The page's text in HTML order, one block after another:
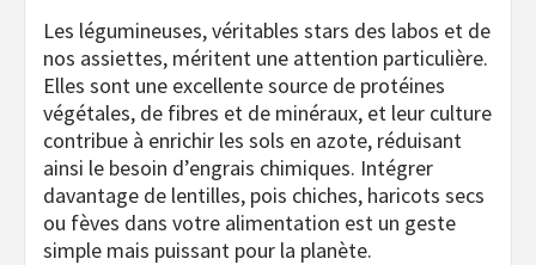
Les légumineuses, véritables stars des labos et de
nos assiettes, méritent une attention particulière.
Elles sont une excellente source de protéines
végétales, de fibres et de minéraux, et leur culture
contribue à enrichir les sols en azote, réduisant
ainsi le besoin d’engrais chimiques. Intégrer
davantage de lentilles, pois chiches, haricots secs
ou fèves dans votre alimentation est un geste
simple mais puissant pour la planète.